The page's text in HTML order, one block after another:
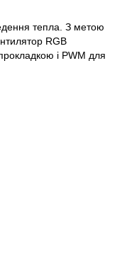
тепла. З метою
RGB
і PWM для